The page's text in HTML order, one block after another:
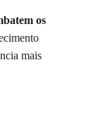
os
mais